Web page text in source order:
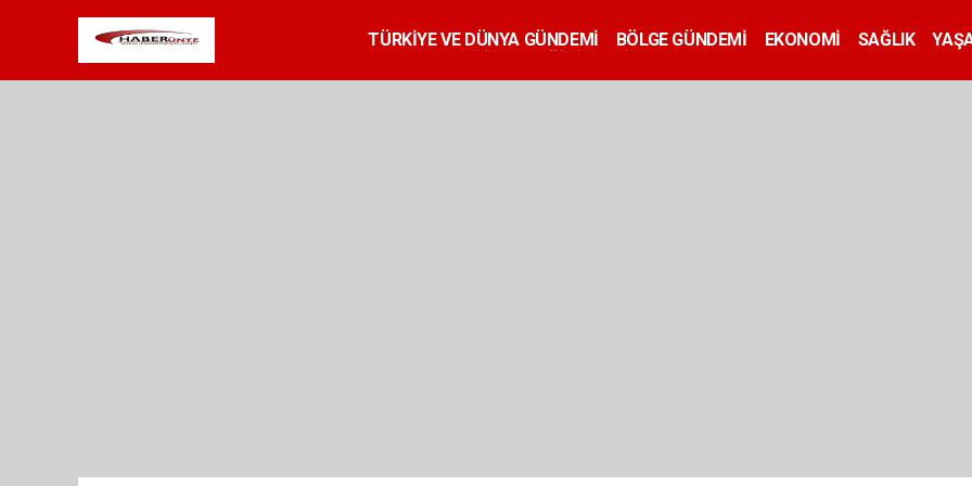
TÜRKİYE VE DÜNYA GÜNDEMİ BÖLGE GÜNDEMİ EKONOMİ SAĞLIK